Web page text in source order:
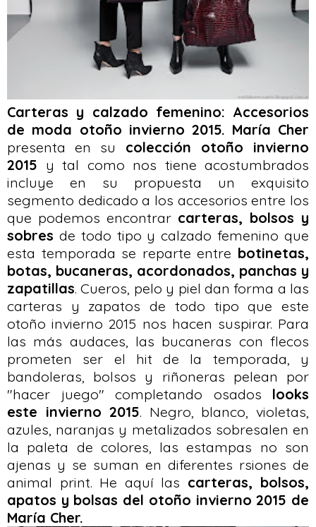
Carteras y calzado femenino: Accesorios
de moda otoño invierno 2015. María Cher
presenta en su colección otoño invierno
2015 y tal como nos tiene acostumbrados
incluye en su propuesta un exquisito
segmento dedicado a los accesorios entre los
que podemos encontrar carteras, bolsos y
sobres de todo tipo y calzado femenino que
esta temporada se reparte entre botinetas,
botas, bucaneras, acordonados, panchas y
zapatillas. Cueros, pelo y piel dan forma a las
carteras y zapatos de todo tipo que este
otoño invierno 2015 nos hacen suspirar. Para
las más audaces, las bucaneras con flecos
prometen ser el hit de la temporada, y
bandoleras, bolsos y riñoneras pelean por
"hacer juego" completando osados looks
este invierno 2015. Negro, blanco, violetas,
azules, naranjas y metalizados sobresalen en
la paleta de colores, las estampas no son
ajenas y se suman en diferentes rsiones de
animal print. He aquí las carteras, bolsos,
apatos y bolsas del otoño invierno 2015 de
María Cher.